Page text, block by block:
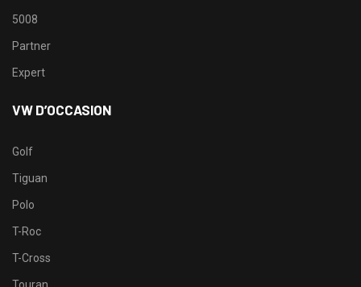
5008
Partner
Expert
VW D’OCCASION
Golf
Tiguan
Polo
T-Roc
T-Cross